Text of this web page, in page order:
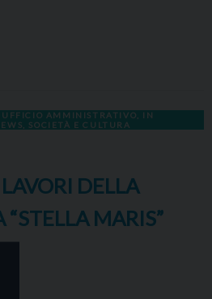
AMMINISTRATIVO
IN
SOCIETÀ E CULTURA
DELLA
MARIS”